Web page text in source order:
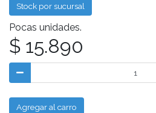
Stock por sucursal
Pocas unidades.
$ 15.890
Agregar al carro